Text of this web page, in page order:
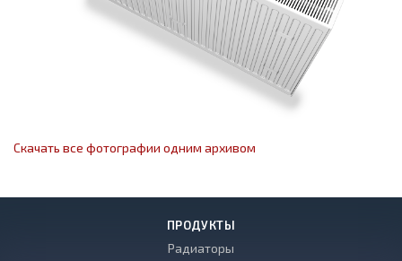
Скачать все фотографии одним архивом
ПРОДУКТЫ
Радиаторы